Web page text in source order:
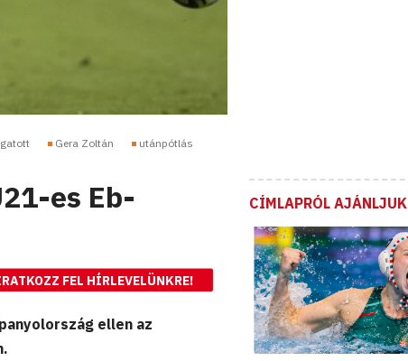
Gera Zoltán
utánpótlás
es Eb-
FEL HÍRLEVELÜNKRE!
ellen az
CÍMLAPRÓL AJÁNLJUK